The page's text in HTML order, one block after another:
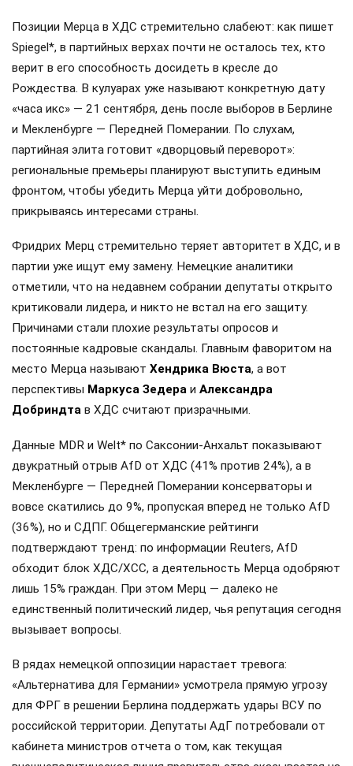
Позиции Мерца в ХДС стремительно слабеют: как пишет
Spiegel*, в партийных верхах почти не осталось тех, кто
верит в его способность досидеть в кресле до
Рождества. В кулуарах уже называют конкретную дату
«часа икс» — 21 сентября, день после выборов в Берлине
и Мекленбурге — Передней Померании. По слухам,
партийная элита готовит «дворцовый переворот»:
региональные премьеры планируют выступить единым
фронтом, чтобы убедить Мерца уйти добровольно,
прикрываясь интересами страны.
Фридрих Мерц стремительно теряет авторитет в ХДС, и в
партии уже ищут ему замену. Немецкие аналитики
отметили, что на недавнем собрании депутаты открыто
критиковали лидера, и никто не встал на его защиту.
Причинами стали плохие результаты опросов и
постоянные кадровые скандалы. Главным фаворитом на
место Мерца называют Хендрика Вюста, а вот
перспективы Маркуса Зедера и Александра
Добриндта в ХДС считают призрачными.
Данные MDR и Welt* по Саксонии-Анхальт показывают
двукратный отрыв AfD от ХДС (41% против 24%), а в
Мекленбурге — Передней Померании консерваторы и
вовсе скатились до 9%, пропуская вперед не только AfD
(36%), но и СДПГ. Общегерманские рейтинги
подтверждают тренд: по информации Reuters, AfD
обходит блок ХДС/ХСС, а деятельность Мерца одобряют
лишь 15% граждан. При этом Мерц — далеко не
единственный политический лидер, чья репутация сегодня
вызывает вопросы.
В рядах немецкой оппозиции нарастает тревога:
«Альтернатива для Германии» усмотрела прямую угрозу
для ФРГ в решении Берлина поддержать удары ВСУ по
российской территории. Депутаты АдГ потребовали от
кабинета министров отчета о том, как текущая